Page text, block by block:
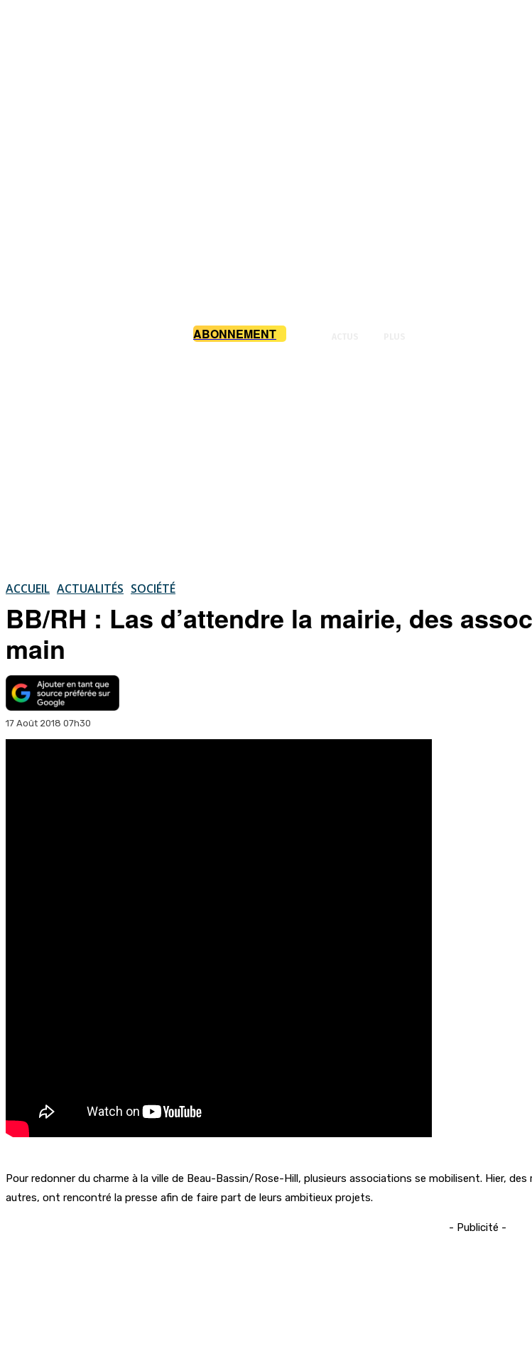
ABONNEMENT
ACCUEIL ACTUALITÉS SOCIÉTÉ
BB/RH : Las d’attendre la mairie, des
main
17 Août 2018 07h30
Pour redonner du charme à la ville de Beau-Bassin/Rose-Hill, plusieurs associations se mobilisent. Hier,
autres, ont rencontré la presse afin de faire part de leurs ambitieux projets.
- Publicité -